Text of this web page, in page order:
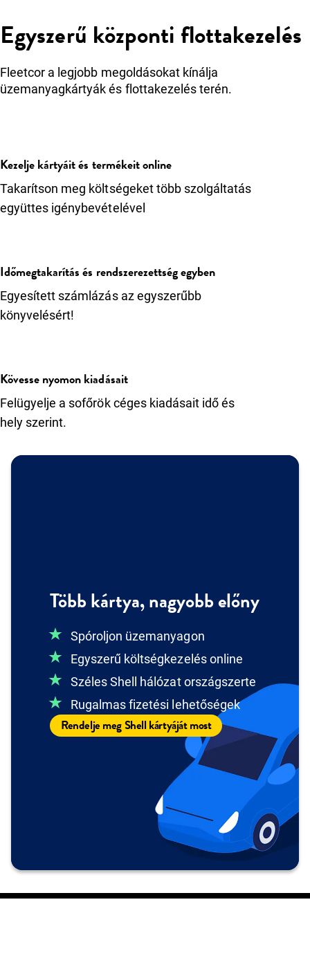
Egyszerű központi flottakezelés
Fleetcor a legjobb megoldásokat kínálja
üzemanyagkártyák és flottakezelés terén.
Kezelje kártyáit és termékeit online
Takarítson meg költségeket több szolgáltatás
együttes igénybevételével
Időmegtakarítás és rendszerezettség egyben
Egyesített számlázás az egyszerűbb
könyvelésért!
Kövesse nyomon kiadásait
Felügyelje a sofőrök céges kiadásait idő és
hely szerint.
Több kártya, nagyobb előny
Spóroljon üzemanyagon
Egyszerű költségkezelés online
Széles Shell hálózat országszerte
Rugalmas fizetési lehetőségek
Rendelje meg Shell kártyáját most